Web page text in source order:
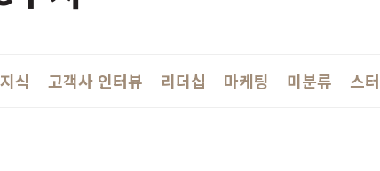
식 고객사 인터뷰 리더십 마케팅 미분류 스